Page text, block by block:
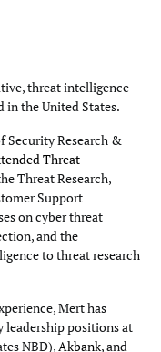
threat intelligence
in the United States.
Security Research &
Threat
Threat Research,
Support
on cyber threat
and the
to threat research
Mert has
leadership positions at
NBD), Akbank, and